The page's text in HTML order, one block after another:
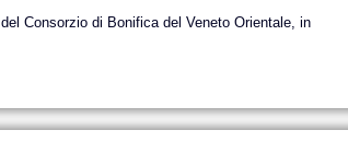
Consorzio di Bonifica del Veneto Orientale, in